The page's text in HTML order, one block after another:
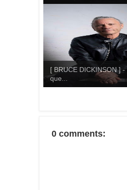
[ BRUCE DICKINSON ]
que...
0 comments: